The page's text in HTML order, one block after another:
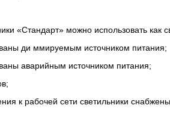
«Стандарт» можно использовать как
ди ммируемым источником питания;
аварийным источником питания;
к рабочей сети светильники